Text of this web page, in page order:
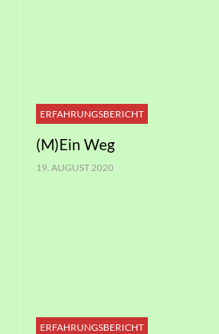
ERFAHRUNGSBERICHT
(M)Ein Weg
19. AUGUST 2020
ERFAHRUNGSBERICHT